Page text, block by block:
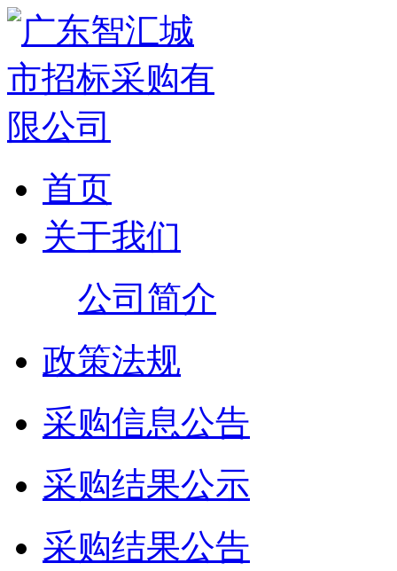
首页
关于我们
公司简介
政策法规
采购信息公告
采购结果公示
采购结果公告